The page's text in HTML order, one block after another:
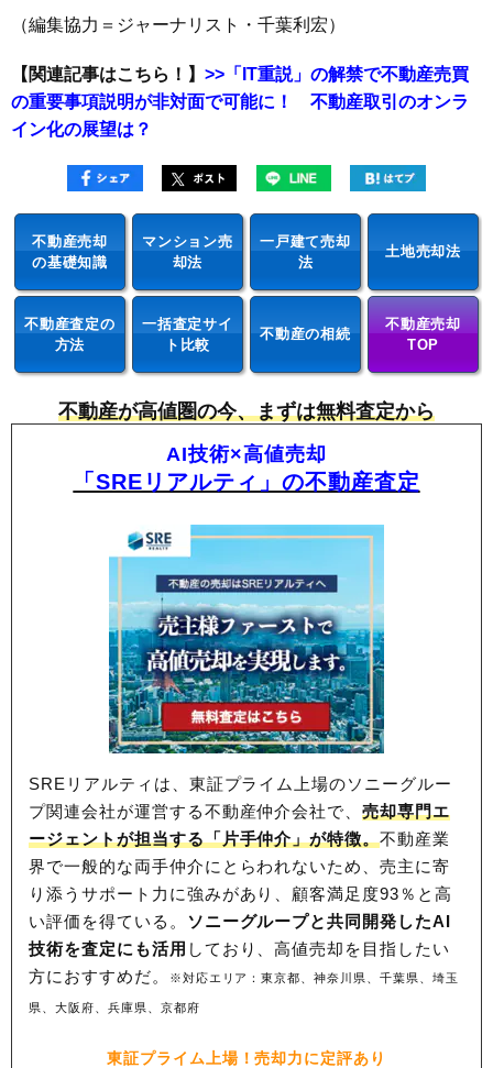
（編集協力＝ジャーナリスト・千葉利宏）
【関連記事はこちら！】 >>「IT重説」の解禁で不動産売買
の重要事項説明が非対面で可能に！ 不動産取引のオンラ
イン化の展望は？
不動産売却
の基礎知識
マンション売
却法
一戸建て売却
法
土地売却法
不動産査定の
方法
一括査定サイ
ト比較
不動産の相続
不動産売却
TOP
不動産が高値圏の今、まずは無料査定から
AI技術×高値売却
「SREリアルティ」の不動産査定
SREリアルティは、東証プライム上場のソニーグルー
プ関連会社が運営する不動産仲介会社で、売却専門エ
ージェントが担当する「片手仲介」が特徴。不動産業
界で一般的な両手仲介にとらわれないため、売主に寄
り添うサポート力に強みがあり、顧客満足度93％と高
い評価を得ている。 ソニーグループと共同開発したAI
技術を査定にも活用 しており、高値売却を目指したい
方におすすめだ。
※対応エリア：東京都、神奈川県、千葉県、埼玉
県、大阪府、兵庫県、京都府
東証プライム上場！売却力に定評あり